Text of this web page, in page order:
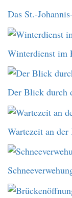
Das St.-
Winterdienst im
Der Blick durch
Wartezeit an